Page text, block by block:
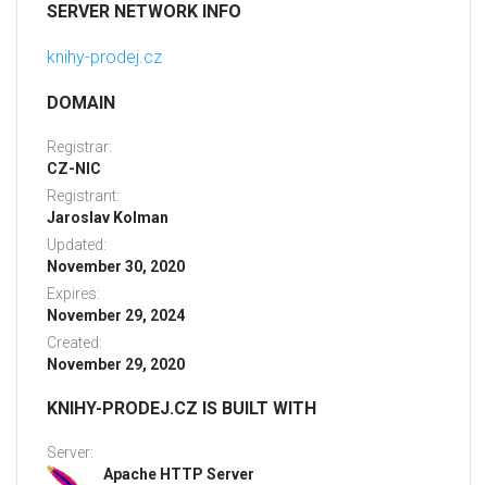
SERVER NETWORK INFO
knihy-prodej.cz
DOMAIN
Registrar:
CZ-NIC
Registrant:
Jaroslav Kolman
Updated:
November 30, 2020
Expires:
November 29, 2024
Created:
November 29, 2020
KNIHY-PRODEJ.CZ IS BUILT WITH
Server:
Apache HTTP Server